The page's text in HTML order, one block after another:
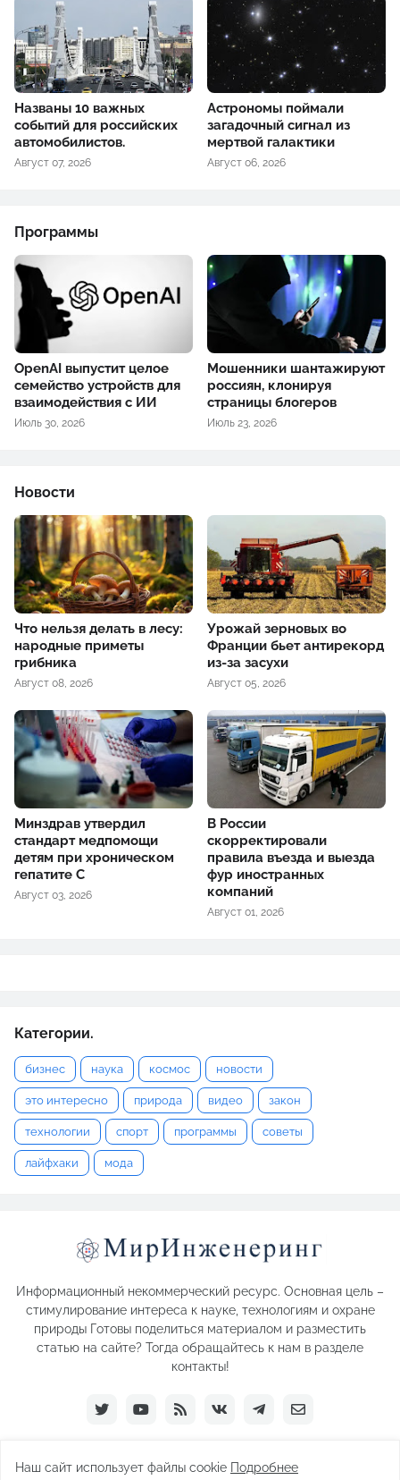
Названы 10 важных
событий для российских
автомобилистов.
Август 07, 2026
Астрономы поймали
загадочный сигнал из
мертвой галактики
Август 06, 2026
Программы
OpenAI выпустит целое
семейство устройств для
взаимодействия с ИИ
Июль 30, 2026
Мошенники шантажируют
россиян, клонируя
страницы блогеров
Июль 23, 2026
Новости
Что нельзя делать в лесу:
народные приметы
грибника
Август 08, 2026
Урожай зерновых во
Франции бьет антирекорд
из-за засухи
Август 05, 2026
Минздрав утвердил
стандарт медпомощи
детям при хроническом
гепатите С
Август 03, 2026
В России
скорректировали
правила въезда и выезда
фур иностранных
компаний
Август 01, 2026
Категории.
бизнес наука космос новости
это интересно природа видео закон
технологии спорт программы советы
лайфхаки мода
Информационный некоммерческий ресурс. Основная цель –
стимулирование интереса к науке, технологиям и охране
природы Готовы поделиться материалом и разместить
статью на сайте? Тогда обращайтесь к нам в разделе
контакты!
Наш сайт использует файлы cookie Подробнее